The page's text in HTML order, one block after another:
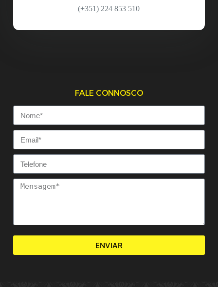
(+351) 224 853 510
FALE CONNOSCO
ENVIAR